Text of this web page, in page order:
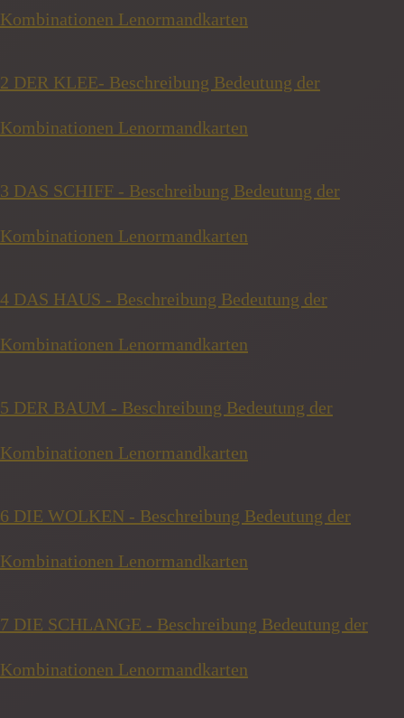
Kombinationen Lenormandkarten
2 DER KLEE- Beschreibung Bedeutung der
Kombinationen Lenormandkarten
3 DAS SCHIFF - Beschreibung Bedeutung der
Kombinationen Lenormandkarten
4 DAS HAUS - Beschreibung Bedeutung der
Kombinationen Lenormandkarten
5 DER BAUM - Beschreibung Bedeutung der
Kombinationen Lenormandkarten
6 DIE WOLKEN - Beschreibung Bedeutung der
Kombinationen Lenormandkarten
7 DIE SCHLANGE - Beschreibung Bedeutung der
Kombinationen Lenormandkarten